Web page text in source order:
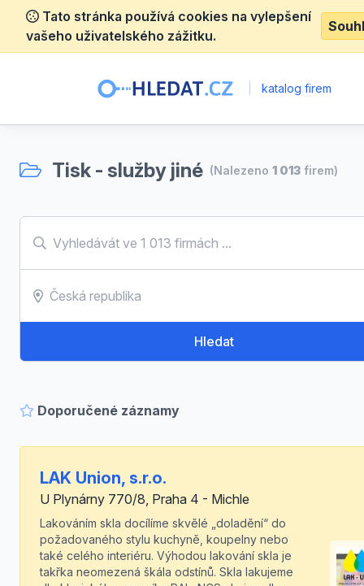
Tato stránka používá cookies na vylepšení
vašeho uživatelského zážitku.
katalog firem
Tisk - služby jiné (Nalezeno 1 013 firem)
Hledat
Doporučené záznamy
LAK Union, s.r.o.
U Plynárny 770/8, Praha 4 - Michle
Lakováním skla docílíme skvělé „doladění“ do
požadovaného stylu kuchyně, koupelny nebo
také celého interiéru. Výhodou lakování skla je
takřka neomezená škála odstínů. Skla lakujeme